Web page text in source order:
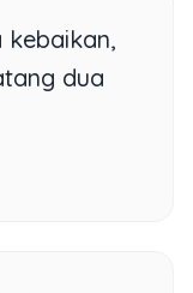
kebaikan,
dua